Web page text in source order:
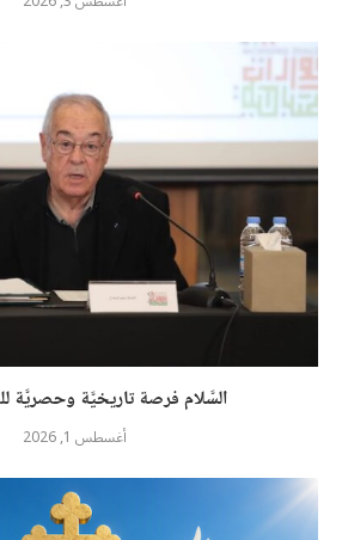
السَّلام فرصة تاريخيَّة وحصريَّة
أغسطس 1, 2026